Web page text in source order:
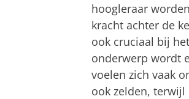
hoogleraar
kracht achter de
ook cruciaal bij
onderwerp wordt
voelen zich vaak
ook zelden,